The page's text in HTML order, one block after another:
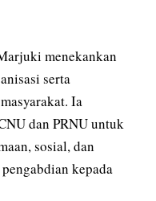
menekankan
serta
Ia
dan PRNU untuk
sosial, dan
kepada